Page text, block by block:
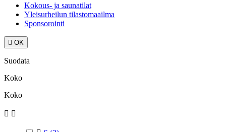
Kokous- ja saunatilat
Yleisurheilun tilastomaailma
Sponsorointi
 OK
Suodata
Koko
Koko
 